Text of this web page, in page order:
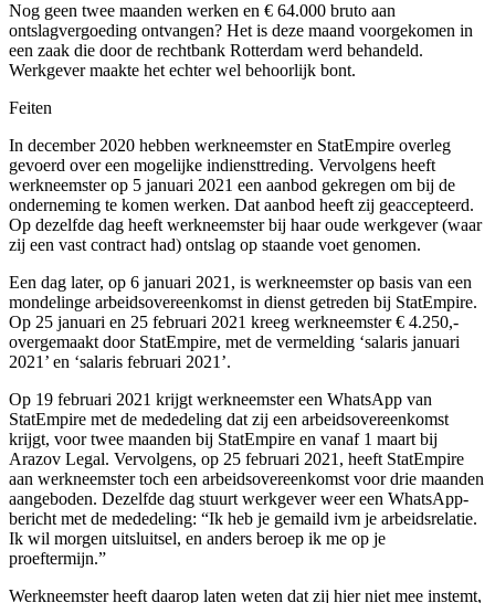
Nog geen twee maanden werken en € 64.000 bruto aan
ontslagvergoeding ontvangen? Het is deze maand voorgekomen in
een zaak die door de rechtbank Rotterdam werd behandeld.
Werkgever maakte het echter wel behoorlijk bont.
Feiten
In december 2020 hebben werkneemster en StatEmpire overleg
gevoerd over een mogelijke indiensttreding. Vervolgens heeft
werkneemster op 5 januari 2021 een aanbod gekregen om bij de
onderneming te komen werken. Dat aanbod heeft zij geaccepteerd.
Op dezelfde dag heeft werkneemster bij haar oude werkgever (waar
zij een vast contract had) ontslag op staande voet genomen.
Een dag later, op 6 januari 2021, is werkneemster op basis van een
mondelinge arbeidsovereenkomst in dienst getreden bij StatEmpire.
Op 25 januari en 25 februari 2021 kreeg werkneemster € 4.250,-
overgemaakt door StatEmpire, met de vermelding ‘salaris januari
2021’ en ‘salaris februari 2021’.
Op 19 februari 2021 krijgt werkneemster een WhatsApp van
StatEmpire met de mededeling dat zij een arbeidsovereenkomst
krijgt, voor twee maanden bij StatEmpire en vanaf 1 maart bij
Arazov Legal. Vervolgens, op 25 februari 2021, heeft StatEmpire
aan werkneemster toch een arbeidsovereenkomst voor drie maanden
aangeboden. Dezelfde dag stuurt werkgever weer een WhatsApp-
bericht met de mededeling: “Ik heb je gemaild ivm je arbeidsrelatie.
Ik wil morgen uitsluitsel, en anders beroep ik me op je
proeftermijn.”
Werkneemster heeft daarop laten weten dat zij hier niet mee instemt,